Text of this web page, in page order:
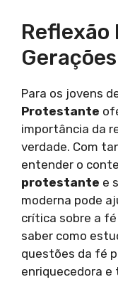
Reflexão
Gerações
Para os jovens
Protestante
importância da
verdade. Com
entender o
protestante e
moderna pode
crítica sobre a
saber como
questões da fé
enriquecedora